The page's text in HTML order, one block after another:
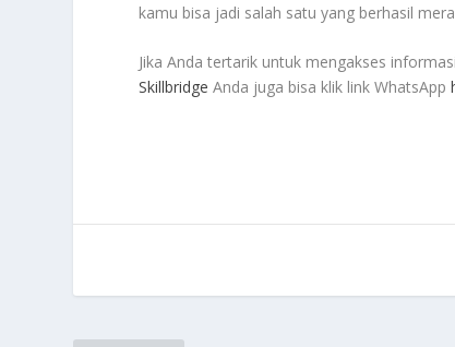
kamu bisa jadi salah satu yang berhasil
Jika Anda tertarik untuk mengakses
Skillbridge Anda juga bisa klik link WhatsApp